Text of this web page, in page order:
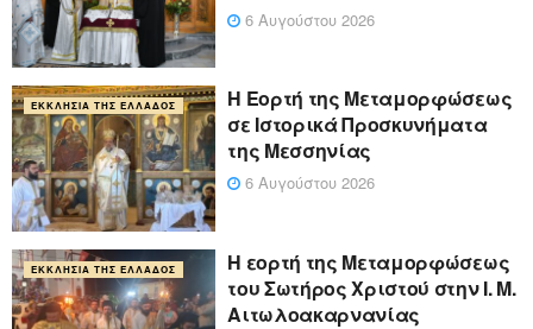
6 Αυγούστου 2026
ΕΚΚΛΗΣΊΑ ΤΗΣ ΕΛΛΆΔΟΣ
Η Εορτή της Μεταμορφώσεως
σε Ιστορικά Προσκυνήματα
της Μεσσηνίας
6 Αυγούστου 2026
ΕΚΚΛΗΣΊΑ ΤΗΣ ΕΛΛΆΔΟΣ
Η εορτή της Μεταμορφώσεως
του Σωτήρος Χριστού στην Ι. Μ.
Αιτωλοακαρνανίας